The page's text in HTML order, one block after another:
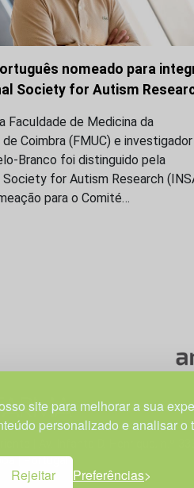
site para melhorar a sua
personalizado e analisar o
Rejeitar Preferências
nomeado para
Society for Autism
Faculdade de Medicina da
Coimbra (FMUC) e investigador
Branco foi distinguido pela
for Autism Research
para o Comité…
| Portugal